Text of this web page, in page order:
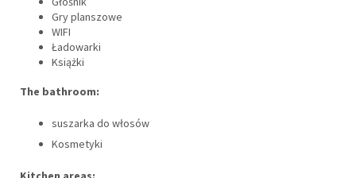
Gry planszowe
WIFI
Ładowarki
Książki
The bathroom:
suszarka do włosów
Kosmetyki